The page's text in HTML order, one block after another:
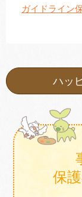
ガイドライン
ハッ
保